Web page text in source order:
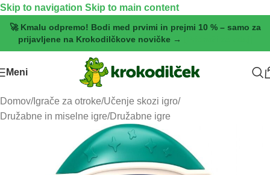
Skip to navigation Skip to main content
🚀 Kmalu odpremo! Bodi med prvimi in prejmi 10 % – samo za
prijavljene na Krokodilčkove novičke →
Meni
Domov/Igrače za otroke/Učenje skozi igro/
Družabne in miselne igre/Družabne igre